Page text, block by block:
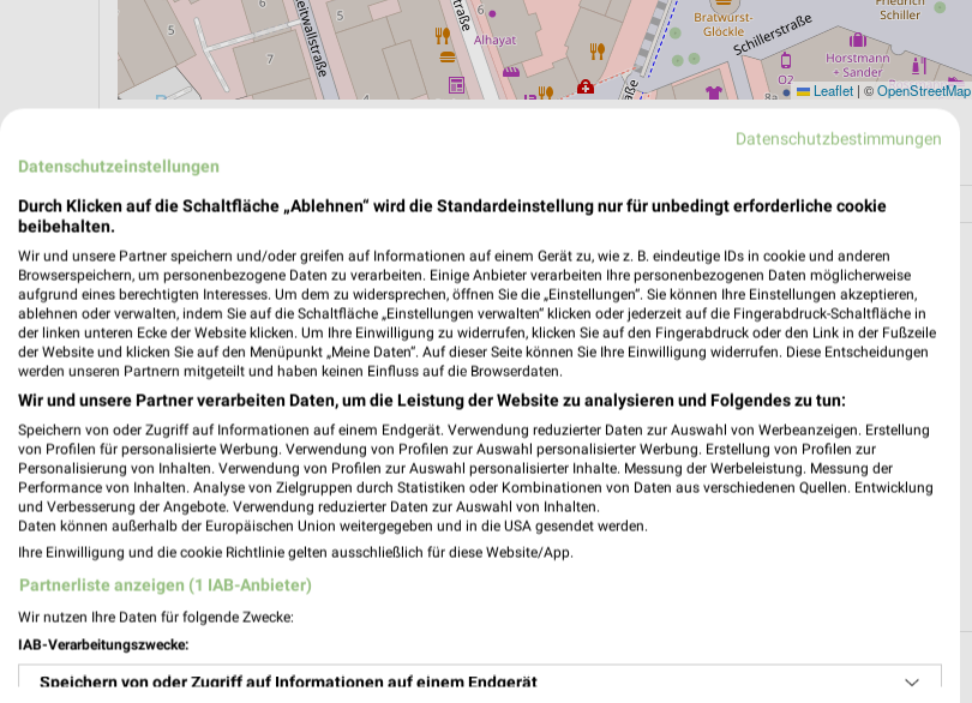
Leaflet | ©OpenStreetMap
NAVIGATION MIT GOOGLE/IOS MAPS
Aktuell keine Prospekte vorhanden.
Datenschutzbestimmungen
Datenschutzeinstellungen
Durch Klicken auf die Schaltfläche „Ablehnen“ wird die Standardeinstellung nur für unbedingt erforderliche cookie
beibehalten.
Wir und unsere Partner speichern und/oder greifen auf Informationen auf einem Gerät zu, wie z. B. eindeutige IDs in cookie und anderen
Browserspeichern, um personenbezogene Daten zu verarbeiten. Einige Anbieter verarbeiten Ihre personenbezogenen Daten möglicherweise
aufgrund eines berechtigten Interesses. Um dem zu widersprechen, öffnen Sie die „Einstellungen“. Sie können Ihre Einstellungen akzeptieren,
ablehnen oder verwalten, indem Sie auf die Schaltfläche „Einstellungen verwalten“ klicken oder jederzeit auf die Fingerabdruck-Schaltfläche in
der linken unteren Ecke der Website klicken. Um Ihre Einwilligung zu widerrufen, klicken Sie auf den Fingerabdruck oder den Link in der Fußzeile
der Website und klicken Sie auf den Menüpunkt „Meine Daten“. Auf dieser Seite können Sie Ihre Einwilligung widerrufen. Diese Entscheidungen
werden unseren Partnern mitgeteilt und haben keinen Einfluss auf die Browserdaten.
Wir und unsere Partner verarbeiten Daten, um die Leistung der Website zu analysieren und Folgendes zu tun:
Speichern von oder Zugriff auf Informationen auf einem Endgerät. Verwendung reduzierter Daten zur Auswahl von Werbeanzeigen. Erstellung
von Profilen für personalisierte Werbung. Verwendung von Profilen zur Auswahl personalisierter Werbung. Erstellung von Profilen zur
Personalisierung von Inhalten. Verwendung von Profilen zur Auswahl personalisierter Inhalte. Messung der Werbeleistung. Messung der
Performance von Inhalten. Analyse von Zielgruppen durch Statistiken oder Kombinationen von Daten aus verschiedenen Quellen. Entwicklung
und Verbesserung der Angebote. Verwendung reduzierter Daten zur Auswahl von Inhalten.
Daten können außerhalb der Europäischen Union weitergegeben und in die USA gesendet werden.
Ihre Einwilligung und die cookie Richtlinie gelten ausschließlich für diese Website/App.
Partnerliste anzeigen (1 IAB-Anbieter)
Wir nutzen Ihre Daten für folgende Zwecke:
IAB-Verarbeitungszwecke:
Speichern von oder Zugriff auf Informationen auf einem Endgerät